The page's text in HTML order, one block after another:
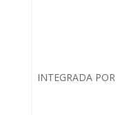
INTEGRADA POR